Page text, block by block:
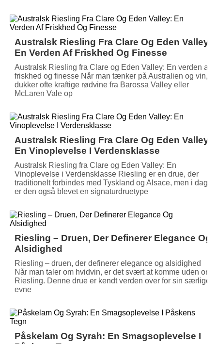
Australsk Riesling Fra Clare Og Eden Valley:
En Verden Af Friskhed Og Finesse
Australsk Riesling fra Clare og Eden Valley: En verden af
friskhed og finesse Når man tænker på Australien og vin,
dukker ofte kraftige rødvine fra Barossa Valley eller
McLaren Vale op
Australsk Riesling Fra Clare Og Eden Valley:
En Vinoplevelse I Verdensklasse
Australsk Riesling fra Clare og Eden Valley: En
Vinoplevelse i Verdensklasse Riesling er en drue, der
traditionelt forbindes med Tyskland og Alsace, men i dag
er den også blevet en signaturdruetype
Riesling – Druen, Der Definerer Elegance Og
Alsidighed
Riesling – druen, der definerer elegance og alsidighed
Når man taler om hvidvin, er det svært at komme uden om
Riesling. Denne drue er kendt verden over for sin særlige
evne
Påskelam Og Syrah: En Smagsoplevelse I